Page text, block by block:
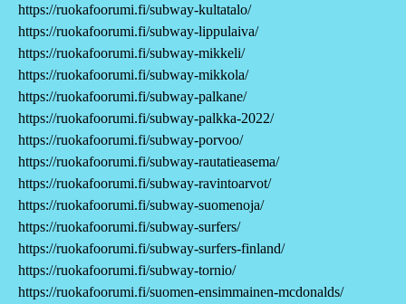
https://ruokafoorumi.fi/subway-kultatalo/
https://ruokafoorumi.fi/subway-lippulaiva/
https://ruokafoorumi.fi/subway-mikkeli/
https://ruokafoorumi.fi/subway-mikkola/
https://ruokafoorumi.fi/subway-palkane/
https://ruokafoorumi.fi/subway-palkka-2022/
https://ruokafoorumi.fi/subway-porvoo/
https://ruokafoorumi.fi/subway-rautatieasema/
https://ruokafoorumi.fi/subway-ravintoarvot/
https://ruokafoorumi.fi/subway-suomenoja/
https://ruokafoorumi.fi/subway-surfers/
https://ruokafoorumi.fi/subway-surfers-finland/
https://ruokafoorumi.fi/subway-tornio/
https://ruokafoorumi.fi/suomen-ensimmainen-mcdonalds/